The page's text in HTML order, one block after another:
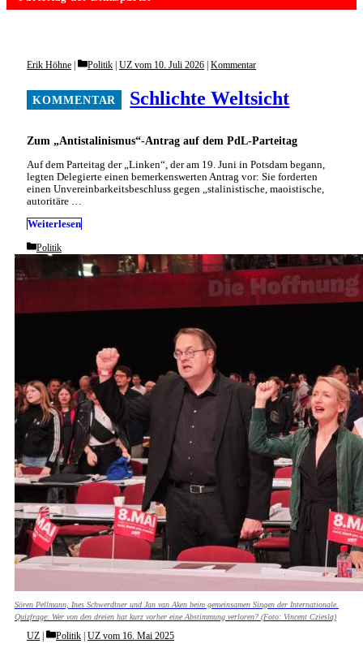
Zum „Antistalinismus“-Antrag auf dem PdL-Parteitag
Schlichte Weltsicht
Erik Höhne Categories
Politik UZ vom 10. Juli 2026 Kommentar
Auf dem Parteitag der „Linken“, der am 19. Juni in Potsdam begann,
legten Delegierte einen bemerkenswerten Antrag vor: Sie forderten
einen Unvereinbarkeitsbeschluss gegen „stalinistische, maoistische,
autoritäre …
Weiterlesen
Categories
Politik
Sören Pellmann, Ines Schwerdtner und Jan van Aken beim gemeinsamen Singen der Internationale.
Quizfrage: Wer von den dreien hat kurz vorher eine Abstimmung verloren? (Foto: Vincent Cziesla)
UZ Categories
Politik | UZ vom 16. Mai 2025